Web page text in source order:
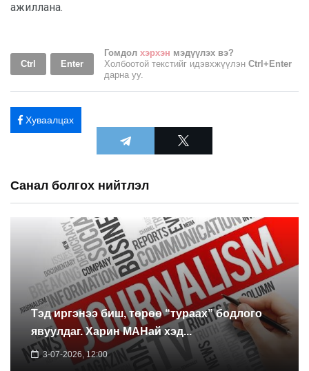
ажиллана.
Ctrl Enter
Гомдол хэрхэн мэдүүлэх вэ?
Холбоотой текстийг идэвхжүүлэн Ctrl+Enter
дарна уу.
Хуваалцах
Санал болгох нийтлэл
Тэд иргэнээ биш, төрөө “тураах” бодлого
явуулдаг. Харин МАНай хэд...
3-07-2026, 12:00